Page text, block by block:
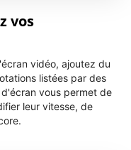
vos
vidéo, ajoutez du
listées par des
vous permet de
leur vitesse, de